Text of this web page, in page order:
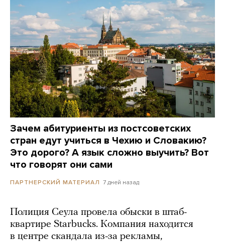
Зачем абитуриенты из постсоветских
стран едут учиться в Чехию и Словакию?
Это дорого? А язык сложно выучить? Вот
что говорят они сами
ПАРТНЕРСКИЙ МАТЕРИАЛ 7 дней назад
Полиция Сеула провела обыски в штаб-
квартире Starbucks. Компания находится
в центре скандала из-за рекламы,